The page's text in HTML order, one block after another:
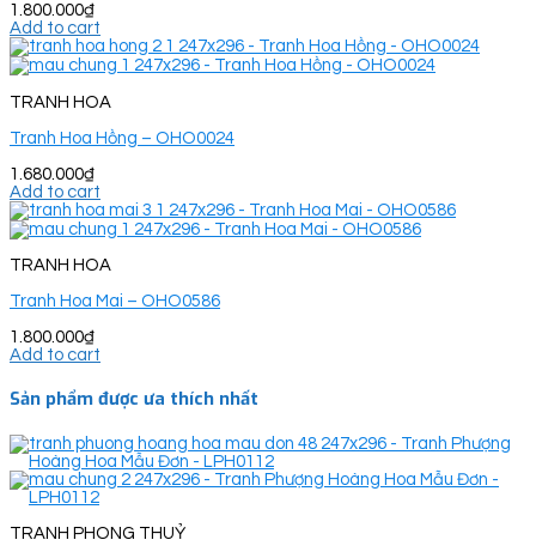
1.800.000₫
Add to cart
TRANH HOA
Tranh Hoa Hồng – OHO0024
1.680.000₫
Add to cart
TRANH HOA
Tranh Hoa Mai – OHO0586
1.800.000₫
Add to cart
Sản phẩm được ưa thích nhất
TRANH PHONG THUỶ